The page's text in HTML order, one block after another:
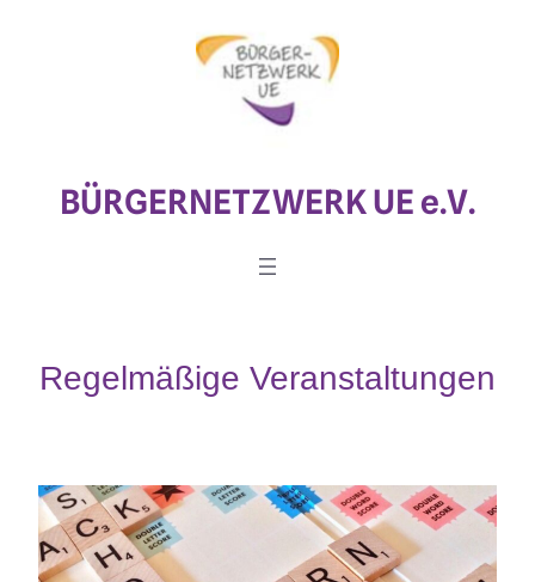
BÜRGERNETZWERK UE e.V.
Regelmäßige Veranstaltungen